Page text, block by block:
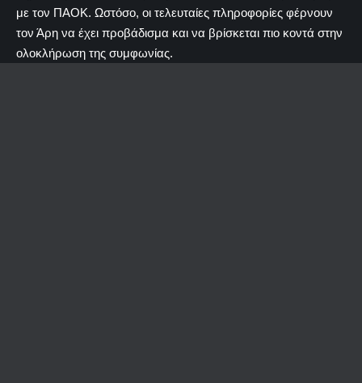
με τον ΠΑΟΚ. Ωστόσο, οι τελευταίες πληροφορίες φέρνουν
τον Άρη να έχει προβάδισμα και να βρίσκεται πιο κοντά στην
ολοκλήρωση της συμφωνίας.